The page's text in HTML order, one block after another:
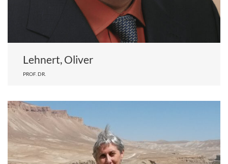
Lehnert, Oliver
PROF. DR.